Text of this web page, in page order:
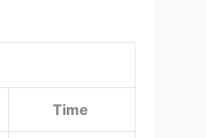
Time